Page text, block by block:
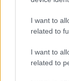
I want to
related to
I want to
related to
απώλεια
εβδομάδα